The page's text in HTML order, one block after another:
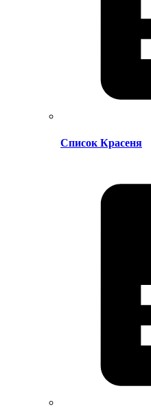
Список Красеня